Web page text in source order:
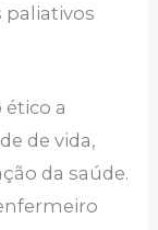
paliativos
a
de vida,
da saúde.